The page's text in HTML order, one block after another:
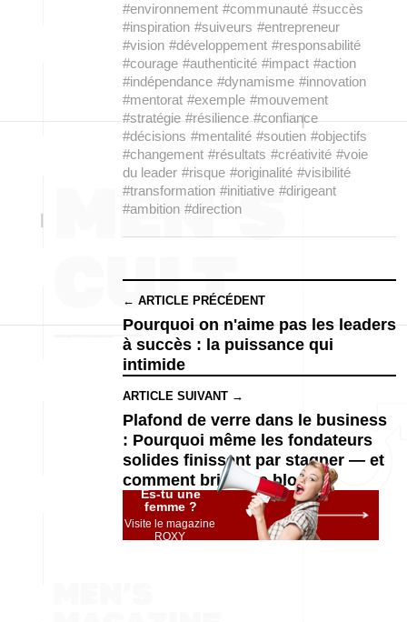
#environnement #communauté #succès
#inspiration #suiveurs #entrepreneur
#vision #développement #responsabilité
#courage #authenticité #impact #action
#indépendance #dynamisme #innovation
#mentorat #exemple #mouvement
#stratégie #résilience #confiance
#décisions #mentalité #soutien #objectifs
#changement #résultats #créativité #voie
du leader #risque #originalité #visibilité
#transformation #initiative #dirigeant
#ambition #direction
← ARTICLE PRÉCÉDENT
Pourquoi on n'aime pas les leaders
à succès : la puissance qui
intimide
ARTICLE SUIVANT →
Plafond de verre dans le business
: Pourquoi même les fondateurs
solides finissent par stagner — et
comment briser ce blocage
Es-tu une
femme ?
Visite le magazine
ROXY